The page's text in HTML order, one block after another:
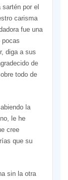
por el
carisma
fue una
pocas
diga a sus
de
todo de
la
le he
cree
que su
sin la otra